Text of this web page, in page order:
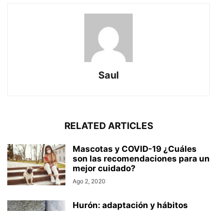
Saul
RELATED ARTICLES
Mascotas y COVID-19 ¿Cuáles
son las recomendaciones para un
mejor cuidado?
Ago 2, 2020
Hurón: adaptación y hábitos